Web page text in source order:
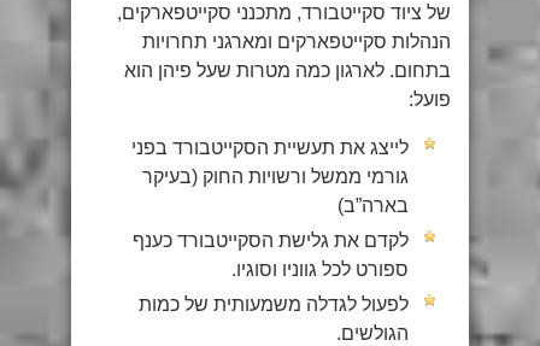
של ציוד סקייטבורד, מתכנני סקייטפארקים,
הנהלות סקייטפארקים ומארגני תחרויות
בתחום. לארגון כמה מטרות שעל פיהן הוא
פועל:
לייצג את תעשיית הסקייטבורד בפני
גורמי ממשל ורשויות החוק (בעיקר
בארה”ב)
לקדם את גלישת הסקייטבורד כענף
ספורט לכל גווניו וסוגיו.
לפעול לגדלה משמעותית של כמות
הגולשים.